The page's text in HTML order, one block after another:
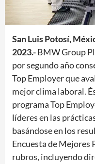
San Luis Potosí,
2023.-BMW Group
por segundo año
Top Employer que
mejor clima laboral.
programa Top
líderes en las
basándose en los
Encuesta de Mejores
rubros, incluyendo